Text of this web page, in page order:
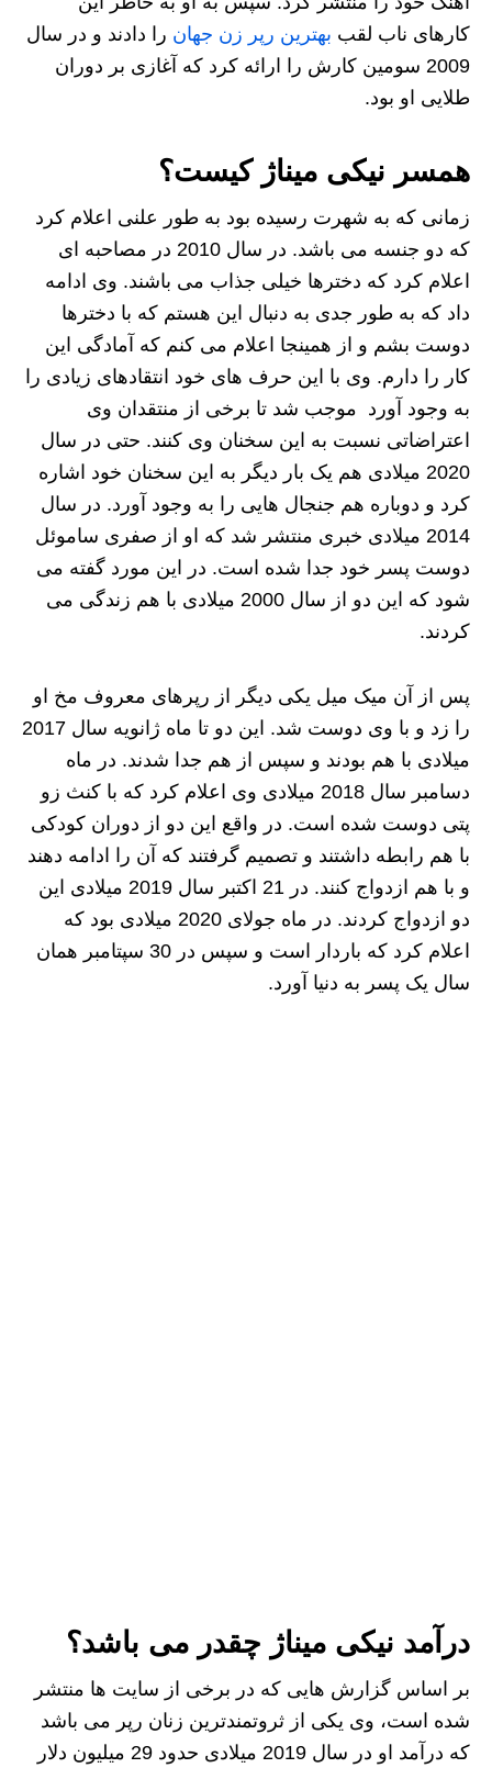
کارهای ناب لقب بهترین رپر زن جهان را دادند و در سال
2009 سومین کارش را ارائه کرد که آغازی بر دوران
طلایی او بود.
همسر نیکی میناژ کیست؟
زمانی که به شهرت رسیده بود به طور علنی اعلام کرد
که دو جنسه می باشد. در سال 2010 در مصاحبه ای
اعلام کرد که دخترها خیلی جذاب می باشند. وی ادامه
داد که به طور جدی به دنبال این هستم که با دخترها
دوست بشم و از همینجا اعلام می کنم که آمادگی این
کار را دارم. وی با این حرف های خود انتقادهای زیادی را
به وجود آورد موجب شد تا برخی از منتقدان وی
اعتراضاتی نسبت به این سخنان وی کنند. حتی در سال
2020 میلادی هم یک بار دیگر به این سخنان خود اشاره
کرد و دوباره هم جنجال هایی را به وجود آورد. در سال
2014 میلادی خبری منتشر شد که او از صفری ساموئل
دوست پسر خود جدا شده است. در این مورد گفته می
شود که این دو از سال 2000 میلادی با هم زندگی می
کردند.
پس از آن میک میل یکی دیگر از رپرهای معروف مخ او
را زد و با وی دوست شد. این دو تا ماه ژانویه سال 2017
میلادی با هم بودند و سپس از هم جدا شدند. در ماه
دسامبر سال 2018 میلادی وی اعلام کرد که با کنث زو
پتی دوست شده است. در واقع این دو از دوران کودکی
با هم رابطه داشتند و تصمیم گرفتند که آن را ادامه دهند
و با هم ازدواج کنند. در 21 اکتبر سال 2019 میلادی این
دو ازدواج کردند. در ماه جولای 2020 میلادی بود که
اعلام کرد که باردار است و سپس در 30 سپتامبر همان
سال یک پسر به دنیا آورد.
درآمد نیکی میناژ چقدر می باشد؟
بر اساس گزارش هایی که در برخی از سایت ها منتشر
شده است، وی یکی از ثروتمندترین زنان رپر می باشد
که درآمد او در سال 2019 میلادی حدود 29 میلیون دلار